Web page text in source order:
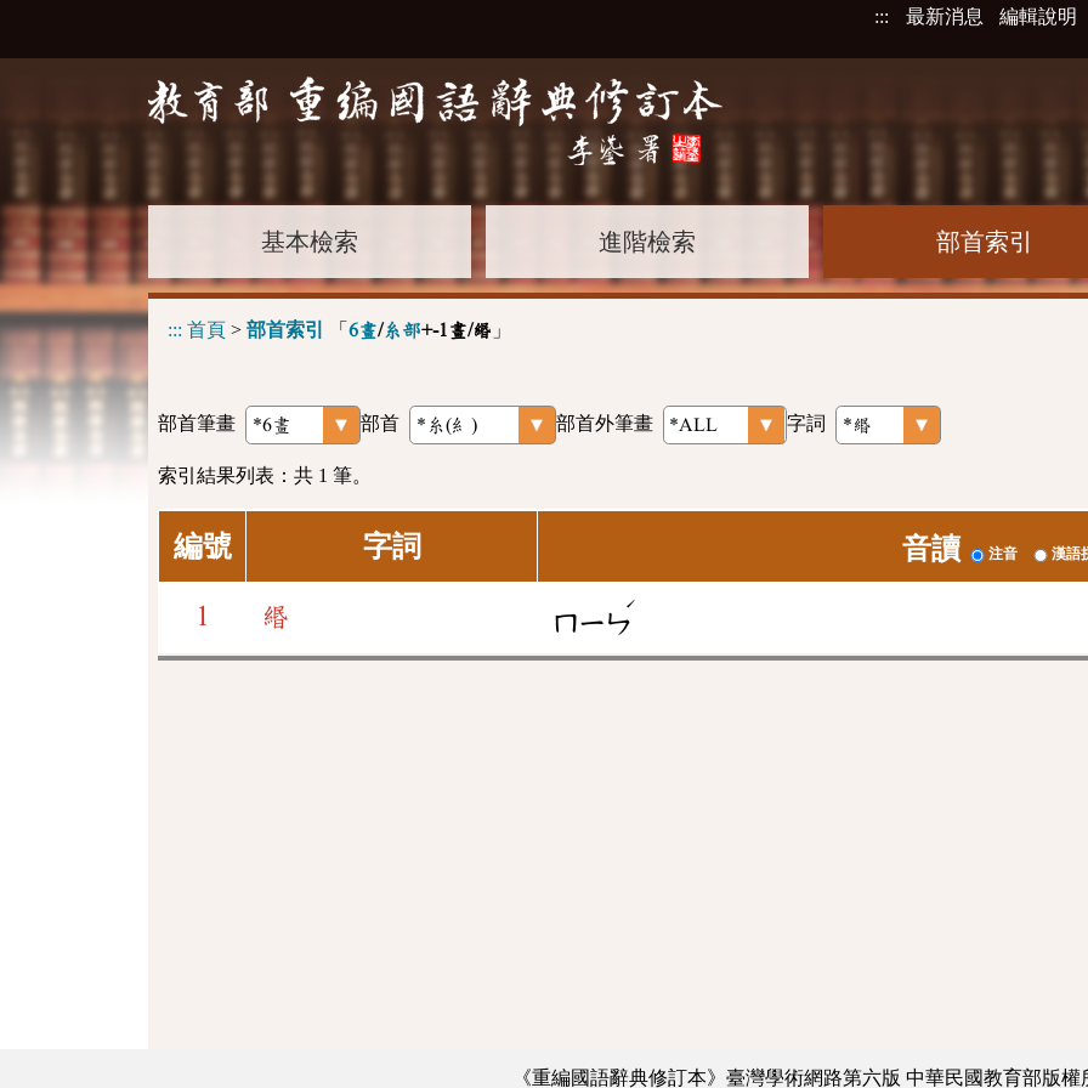
::: 最新消息 編輯說明
基本檢索 進階檢索 部首索引
::: 首頁 > 部首索引 「 6畫/糸部+-1畫/緡 」
部首筆畫 部首 部首外筆畫 字詞
索引結果列表：共 1 筆。
編號 字詞 音讀 注音 漢語
1 緡 ㄇㄧㄣ
ˊ
《重編國語辭典修訂本》臺灣學術網路第六版 中華民國教育部版權